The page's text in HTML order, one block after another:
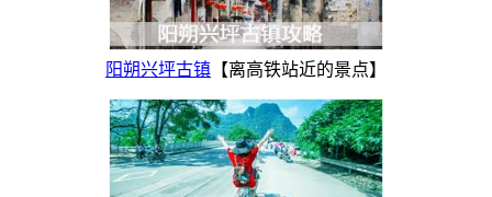
阳朔兴坪古镇 【离高铁站近的景点】